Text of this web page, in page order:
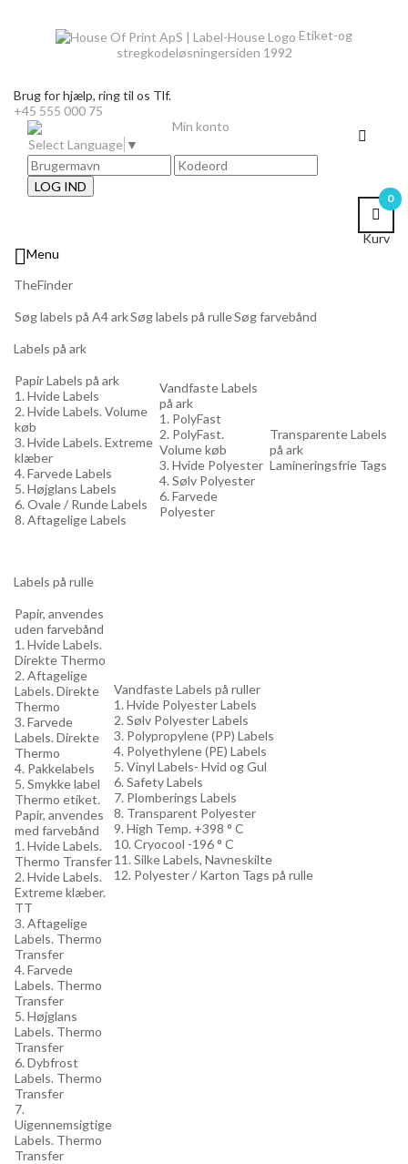
Etiket-og
stregkodeløsningersiden 1992
Brug for hjælp, ring til os Tlf.
+45 555 000 75
Select Language ▼
LOG IND
0
Kurv
Min konto
Menu
TheFinder
Søg labels på A4 arkSøg labels på rulleSøg farvebånd
Labels på ark
Papir Labels på ark
1. Hvide Labels
2. Hvide Labels. Volume
køb
3. Hvide Labels. Extreme
klæber
4. Farvede Labels
5. Højglans Labels
6. Ovale / Runde Labels
8. Aftagelige Labels
Vandfaste Labels
på ark
1. PolyFast
2. PolyFast.
Volume køb
3. Hvide Polyester
4. Sølv Polyester
6. Farvede
Polyester
Transparente Labels
på ark
Lamineringsfrie Tags
Labels på rulle
Papir, anvendes
uden farvebånd
1. Hvide Labels.
Direkte Thermo
2. Aftagelige
Labels. Direkte
Thermo
3. Farvede
Labels. Direkte
Thermo
4. Pakkelabels
5. Smykke label
Thermo etiket.
Papir, anvendes
med farvebånd
1. Hvide Labels.
Thermo Transfer
2. Hvide Labels.
Extreme klæber.
TT
3. Aftagelige
Labels. Thermo
Transfer
4. Farvede
Labels. Thermo
Transfer
5. Højglans
Labels. Thermo
Transfer
6. Dybfrost
Labels. Thermo
Transfer
7.
Uigennemsigtige
Labels. Thermo
Transfer
Vandfaste Labels på ruller
1. Hvide Polyester Labels
2. Sølv Polyester Labels
3. Polypropylene (PP) Labels
4. Polyethylene (PE) Labels
5. Vinyl Labels- Hvid og Gul
6. Safety Labels
7. Plomberings Labels
8. Transparent Polyester
9. High Temp. +398 ° C
10. Cryocool -196 ° C
11. Silke Labels, Navneskilte
12. Polyester / Karton Tags på rulle